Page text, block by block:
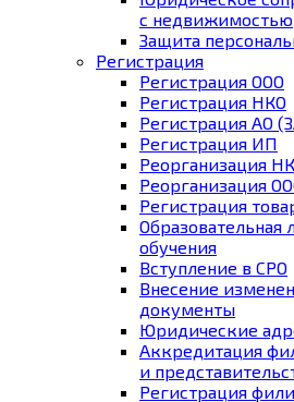
с недвижимостью
Защита
Регистрация
Регистрация ООО
Регистрация НКО
Регистрация АО
Регистрация ИП
Реорганизация
Реорганизация
Регистрация
Образовательная
обучения
Вступление в СРО
Внесение
документы
Юридические
Аккредитация
и
Регистрация